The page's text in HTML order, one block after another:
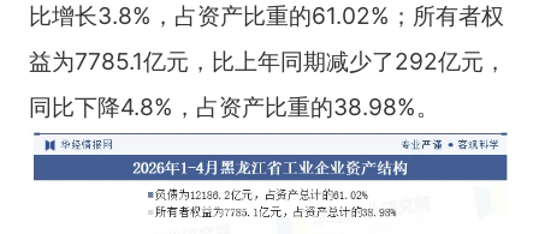
比增长3.8%，占资产比重的61.02%；所有者权
益为7785.1亿元，比上年同期减少了292亿元，
同比下降4.8%，占资产比重的38.98%。